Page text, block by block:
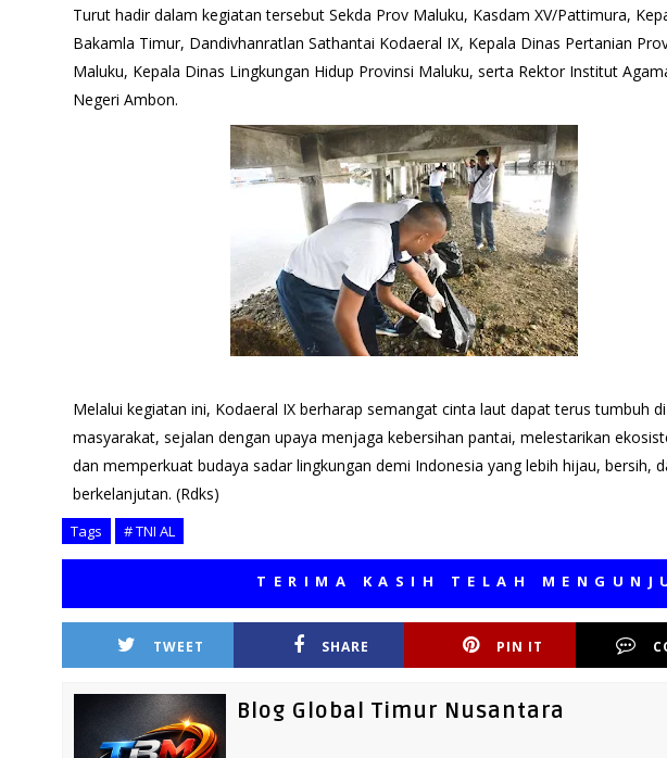
Turut hadir dalam kegiatan tersebut Sekda Prov Maluku, Kasdam XV/Pattimura,
Bakamla Timur, Dandivhanratlan Sathantai Kodaeral IX, Kepala Dinas Pertanian
Maluku, Kepala Dinas Lingkungan Hidup Provinsi Maluku, serta Rektor Institut
Negeri Ambon.
Melalui kegiatan ini, Kodaeral IX berharap semangat cinta laut dapat terus tumbuh
masyarakat, sejalan dengan upaya menjaga kebersihan pantai, melestarikan
dan memperkuat budaya sadar lingkungan demi Indonesia yang lebih hijau, bersih,
berkelanjutan. (Rdks)
Tags # TNI AL
TERIMA KASIH TELAH MENGUNJUNGI
TWEET SHARE PIN IT
Blog Global Timur Nusantara